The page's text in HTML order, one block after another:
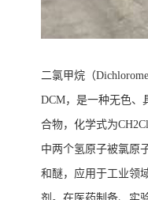
二氯甲烷（
DCM，是一种无色、
合物，化学式为
中两个氢原子被氯原
和醚，应用于工业领